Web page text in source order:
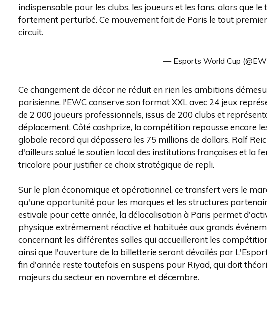
indispensable pour les clubs, les joueurs et les fans, alors que
fortement perturbé. Ce mouvement fait de Paris le tout
circuit.
— Esports World Cup
Ce changement de décor ne réduit en rien les ambitions
parisienne, l'EWC conserve son format XXL avec 24 jeux
de 2 000 joueurs professionnels, issus de 200 clubs et
déplacement. Côté cashprize, la compétition repousse encore
globale record qui dépassera les 75 millions de dollars. Ralf
d'ailleurs salué le soutien local des institutions françaises et la
tricolore pour justifier ce choix stratégique de repli.
Sur le plan économique et opérationnel, ce transfert vers le
qu'une opportunité pour les marques et les structures
estivale pour cette année, la délocalisation à Paris permet
physique extrêmement réactive et habituée aux grands
concernant les différentes salles qui accueilleront les
ainsi que l'ouverture de la billetterie seront dévoilés par
fin d'année reste toutefois en suspens pour Riyad, qui doit
majeurs du secteur en novembre et décembre.